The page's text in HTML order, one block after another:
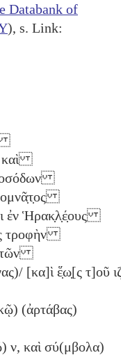
Databank of
), s. Link:
καὶ
ἐν Ἡρακ̣λ̣έ̣ους
τροφὴν
τῶν
[κα]ὶ ἕ̣ω̣[ς τ]οῦ
(ἀρτάβας)
ν, καὶ σύ(μβολα)